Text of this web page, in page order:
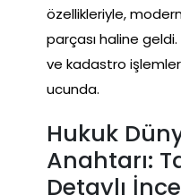
özellikleriyle,
parçası haline geldi.
ve kadastro işlemleri
ucunda.
Hukuk
Anahtarı:
Detaylı